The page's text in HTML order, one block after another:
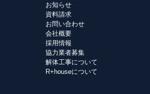
お知らせ
資料請求
お問い合わせ
会社概要
採用情報
協力業者募集
解体工事について
R+houseについて